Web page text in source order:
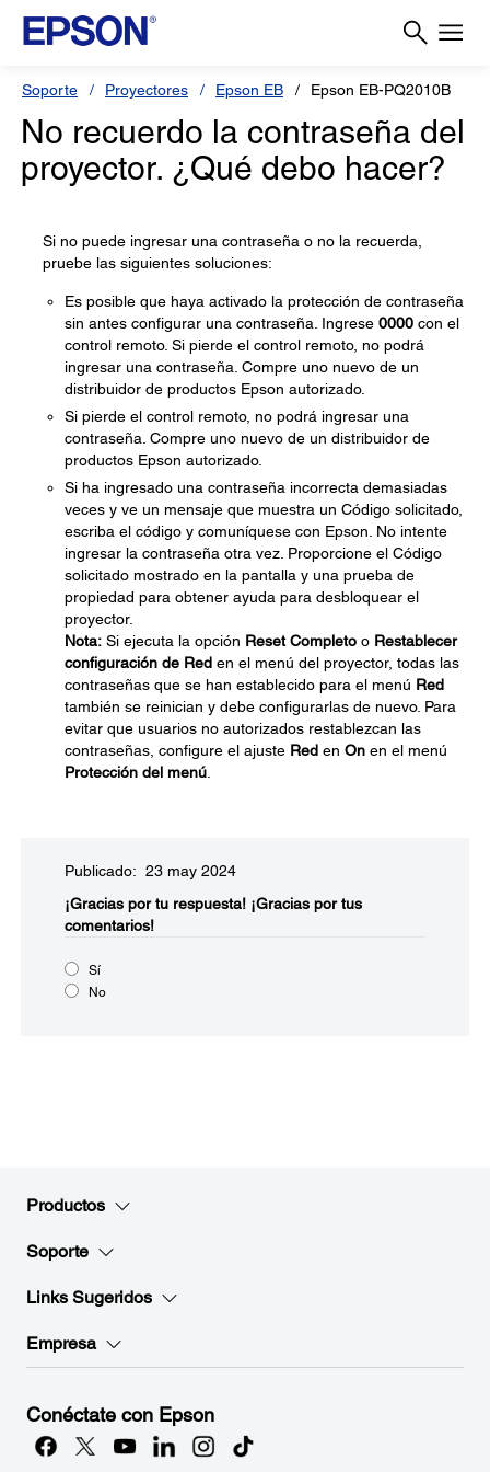
Soporte Proyectores Epson EB Epson EB-PQ2010B
No recuerdo la contraseña del
proyector. ¿Qué debo hacer?
Si no puede ingresar una contraseña o no la recuerda,
pruebe las siguientes soluciones:
Es posible que haya activado la protección de contraseña
sin antes configurar una contraseña. Ingrese 0000 con el
control remoto. Si pierde el control remoto, no podrá
ingresar una contraseña. Compre uno nuevo de un
distribuidor de productos Epson autorizado.
Si pierde el control remoto, no podrá ingresar una
contraseña. Compre uno nuevo de un distribuidor de
productos Epson autorizado.
Si ha ingresado una contraseña incorrecta demasiadas
veces y ve un mensaje que muestra un Código solicitado,
escriba el código y comuníquese con Epson. No intente
ingresar la contraseña otra vez. Proporcione el Código
solicitado mostrado en la pantalla y una prueba de
propiedad para obtener ayuda para desbloquear el
proyector.
Nota: Si ejecuta la opción Reset Completo o Restablecer
configuración de Red en el menú del proyector, todas las
contraseñas que se han establecido para el menú Red
también se reinician y debe configurarlas de nuevo. Para
evitar que usuarios no autorizados restablezcan las
contraseñas, configure el ajuste Red en On en el menú
Protección del menú
Publicado: 23 may 2024
¡Gracias por tu respuesta! ¡Gracias por tus
comentarios!
Sí
No
Productos
Soporte
Links Sugeridos
Empresa
Conéctate con Epson